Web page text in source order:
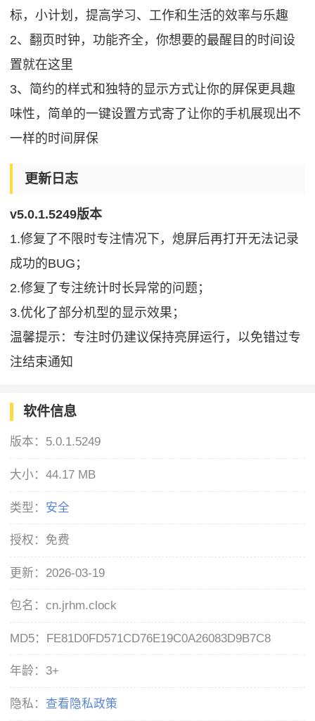
标，小计划，提高学习、工作和生活的效率与乐趣
2、翻页时钟，功能齐全，你想要的最醒目的时间设
置就在这里
3、简约的样式和独特的显示方式让你的屏保更具趣
味性，简单的一键设置方式寄了让你的手机展现出不
一样的时间屏保
更新日志
v5.0.1.5249版本
1.修复了不限时专注情况下，熄屏后再打开无法记录
成功的BUG；
2.修复了专注统计时长异常的问题；
3.优化了部分机型的显示效果；
温馨提示：专注时仍建议保持亮屏运行，以免错过专
注结束通知
软件信息
版本： 5.0.1.5249
大小：44.17 MB
类型： 安全
授权： 免费
更新： 2026-03-19
包名：cn.jrhm.clock
MD5： FE81D0FD571CD76E19C0A26083D9B7C8
年龄： 3+
隐私： 查看隐私政策